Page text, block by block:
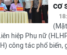
cơ
hiệp Phụ nữ
công tác phổ biến,